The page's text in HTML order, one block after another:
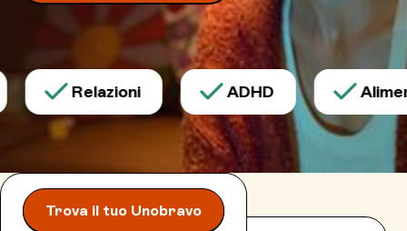
Relazioni ADHD
Trova il tuo Unobravo